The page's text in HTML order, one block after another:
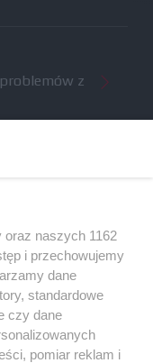
z
duże
z końcem
2023
oraz naszych 1162
i przechowujemy
dane
standardowe
czy dane
pomiar reklam i